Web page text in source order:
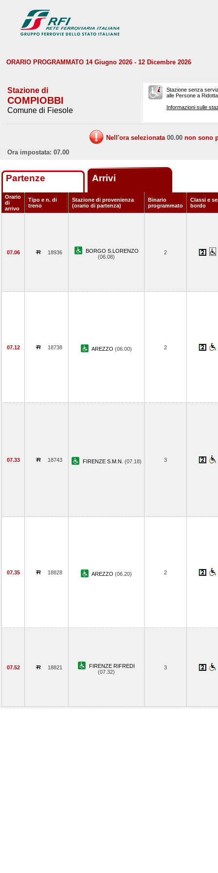
ORARIO PROGRAMMATO 14 Giugno 2026 - 12 Dicembre 2026
Stazione di
COMPIOBBI
Comune di Fiesole
Stazione senza
alle Persone a
Informazioni sulle
Nell'ora selezionata 00.00 non sono
Ora impostata: 07.00
Partenze Arrivi
Orario
di
arrivo
Tipo e n. di
treno
Stazione di provenienza
(orario di partenza)
Binario
programmato
Classi e
bordo
07.06 18936
BORGO S.LORENZO
(06.08)
2
07.12 18738 AREZZO (06.00) 2
07.33 18743 FIRENZE S.M.N. (07.18) 3
07.35 18828 AREZZO (06.20) 2
07.52 18821
FIRENZE RIFREDI
(07.32)
3